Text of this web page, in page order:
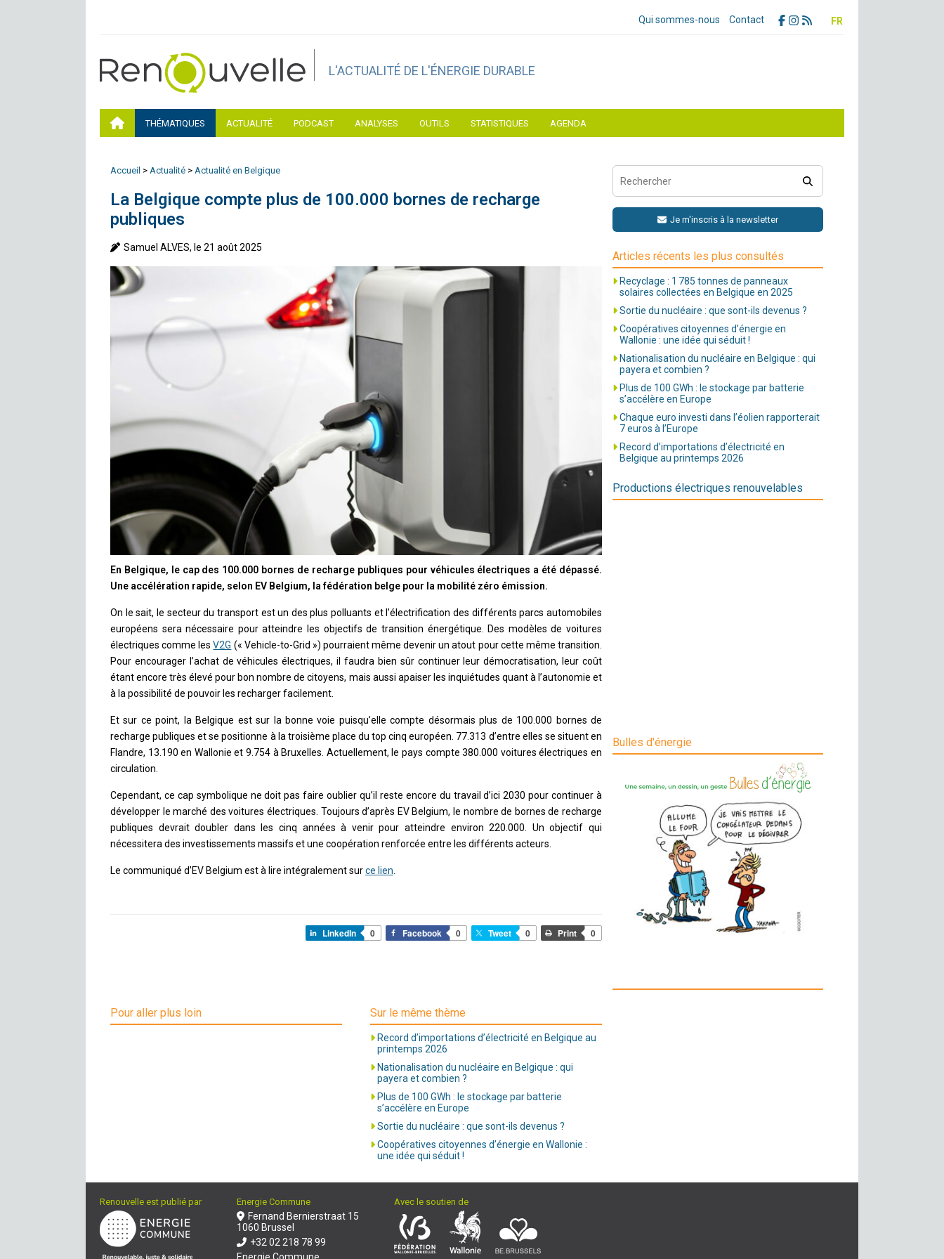
Qui sommes-nous Contact FR
L'ACTUALITÉ DE L'ÉNERGIE DURABLE
THÉMATIQUES ACTUALITÉ PODCAST ANALYSES OUTILS STATISTIQUES AGENDA
Accueil > Actualité > Actualité en Belgique
La Belgique compte plus de 100.000 bornes de recharge
publiques
Samuel ALVES, le 21 août 2025
En Belgique, le cap des 100.000 bornes de recharge publiques pour véhicules électriques a été dépassé.
Une accélération rapide, selon EV Belgium, la fédération belge pour la mobilité zéro émission.
On le sait, le secteur du transport est un des plus polluants et l’électrification des différents parcs automobiles
européens sera nécessaire pour atteindre les objectifs de transition énergétique. Des modèles de voitures
électriques comme lesV2G (« Vehicle-to-Grid ») pourraient même devenir un atout pour cette même transition.
Pour encourager l’achat de véhicules électriques, il faudra bien sûr continuer leur démocratisation, leur coût
étant encore très élevé pour bon nombre de citoyens, mais aussi apaiser les inquiétudes quant à l’autonomie et
à la possibilité de pouvoir les recharger facilement.
Et sur ce point, la Belgique est sur la bonne voie puisqu’elle compte désormais plus de 100.000 bornes de
recharge publiques et se positionne à la troisième place du top cinq européen. 77.313 d’entre elles se situent en
Flandre, 13.190 en Wallonie et 9.754 à Bruxelles. Actuellement, le pays compte 380.000 voitures électriques en
circulation.
Cependant, ce cap symbolique ne doit pas faire oublier qu’il reste encore du travail d’ici 2030 pour continuer à
développer le marché des voitures électriques. Toujours d’après EV Belgium, le nombre de bornes de recharge
publiques devrait doubler dans les cinq années à venir pour atteindre environ 220.000. Un objectif qui
nécessitera des investissements massifs et une coopération renforcée entre les différents acteurs.
Le communiqué d’EV Belgium est à lire intégralement surce lien.
LinkedIn 0 Facebook 0 Tweet 0 Print 0
Pour aller plus loin Sur le même thème
Record d’importations d’électricité en Belgique au
printemps 2026
Nationalisation du nucléaire en Belgique : qui
payera et combien ?
Plus de 100 GWh : le stockage par batterie
s’accélère en Europe
Sortie du nucléaire : que sont-ils devenus ?
Coopératives citoyennes d’énergie en Wallonie :
une idée qui séduit !
Je m'inscris à la newsletter
Articles récents les plus consultés
Recyclage : 1 785 tonnes de panneaux
solaires collectées en Belgique en 2025
Sortie du nucléaire : que sont-ils devenus ?
Coopératives citoyennes d’énergie en
Wallonie : une idée qui séduit !
Nationalisation du nucléaire en Belgique : qui
payera et combien ?
Plus de 100 GWh : le stockage par batterie
s’accélère en Europe
Chaque euro investi dans l’éolien rapporterait
7 euros à l’Europe
Record d’importations d’électricité en
Belgique au printemps 2026
Productions électriques renouvelables
Bulles d'énergie
Renouvelle est publié par Energie Commune
Fernand Bernierstraat 15
1060 Brussel
+32 02 218 78 99
Avec le soutien de